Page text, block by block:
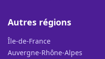
Autres régions
Île-de-France
Auvergne-Rhône-Alpes